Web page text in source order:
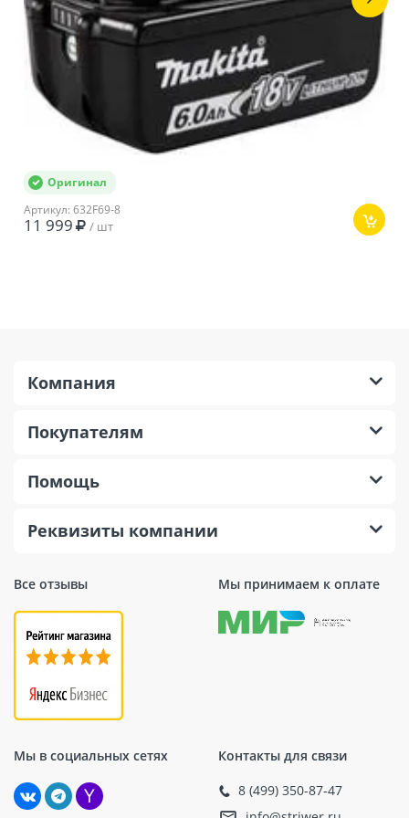
Тип
Аккумуляторный
Вес
11,1 кг
Бесщеточный
Число скоростей
2
Крепление
Напряжение
Оригинал
Артикул: 632F69-8
11 999 / шт
Все отзывы Мы принимаем к оплате
Мы в социальных сетях Контакты для связи
8 (499) 350-87-47
Компания
Покупателям
Помощь
Реквизиты компании